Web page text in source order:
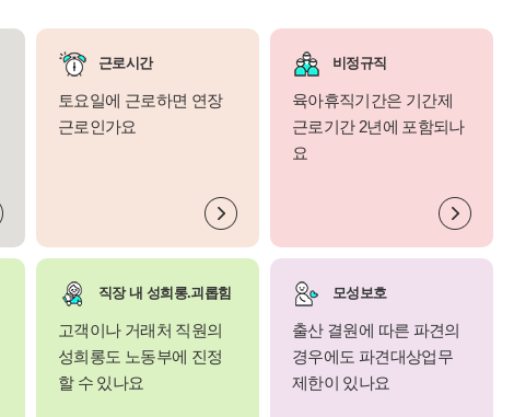
근로시간
토요일에 근로하면 연장
근로인가요
비정규직
육아휴직기간은 기간제
근로기간 2년에 포함되나
요
직장 내 성희롱.괴롭힘
고객이나 거래처 직원의
성희롱도 노동부에 진정
할 수 있나요
모성보호
출산 결원에 따른 파견의
경우에도 파견대상업무
제한이 있나요